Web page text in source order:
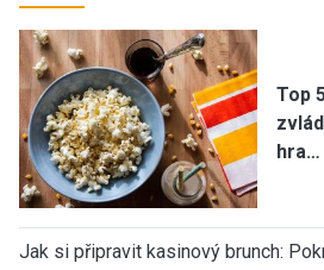
Top
hra…
Jak si připravit kasinový brunch: